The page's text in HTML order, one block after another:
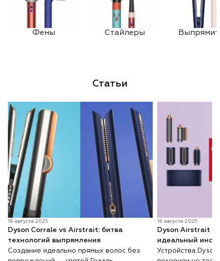
Фены Стайлеры
Статьи
16 августа 2025
Dyson Corrale vs Airstrait: битва
технологий выпрямления
Создание идеально прямых волос без
16 августа 2025
Dyson Airstrait
идеальный
Устройства